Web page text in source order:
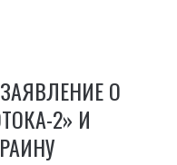
О
2» И